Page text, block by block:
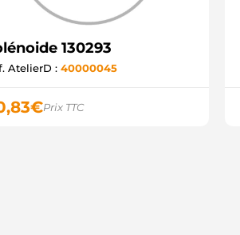
130293
AtelierD : 40000045
€Prix TTC